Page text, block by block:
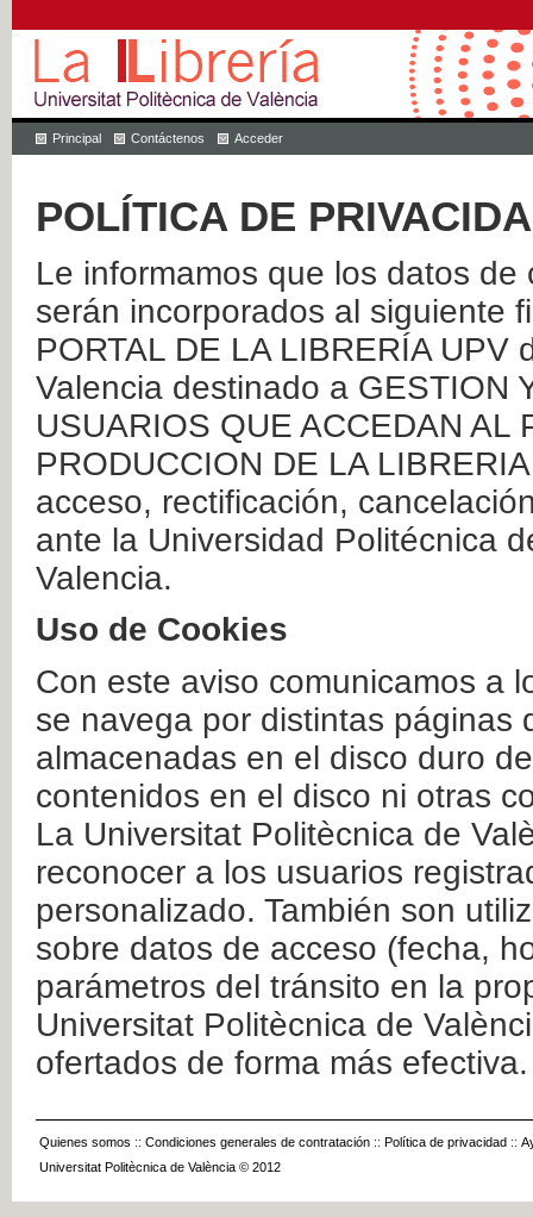
Principal Contáctenos Acceder
POLÍTICA DE
Le informamos que los datos
serán incorporados al siguiente
PORTAL DE LA LIBRERÍA
Valencia destinado a GESTION
USUARIOS QUE ACCEDAN AL
PRODUCCION DE LA
acceso, rectificación,
ante la Universidad Politécnica
Valencia.
Uso de Cookies
Con este aviso comunicamos a
se navega por distintas páginas
almacenadas en el disco duro
contenidos en el disco ni otras
La Universitat Politècnica de
reconocer a los usuarios
personalizado. También son
sobre datos de acceso (fecha,
parámetros del tránsito en la
Universitat Politècnica de
ofertados de forma más efectiva.
Quienes somos :: Condiciones generales de contratación :: Política de privacidad ::
Universitat Politècnica de València © 2012